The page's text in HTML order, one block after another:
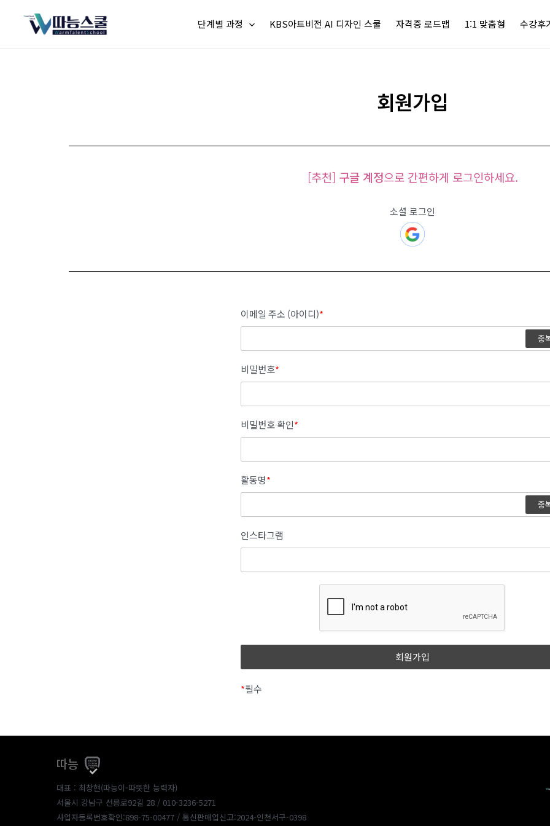
단계별 과정 KBS아트비전 AI 디자인 스쿨 자격증 로드맵 1:1 맞춤형 수강후
회원가입
[추천] 구글 계정으로 간편하게 로그인하세요.
소셜 로그인
이메일 주소 (아이디)*
중
비밀번호*
비밀번호 확인*
활동명*
중
인스타그램
*필수
따능
대표 : 최창현(따능이-따뜻한 능력자)
서울시 강남구 선릉로92길 28 / 010-3236-5271
사업자등록번호확인:898-75-00477 / 통신판매업신고:2024-인천서구-0398